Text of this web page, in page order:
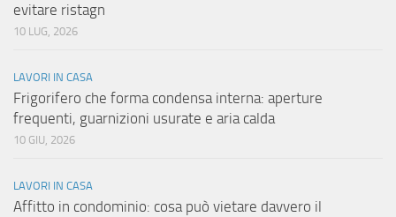
evitare ristagn
10 LUG, 2026
LAVORI IN CASA
Frigorifero che forma condensa interna: aperture
frequenti, guarnizioni usurate e aria calda
10 GIU, 2026
LAVORI IN CASA
Affitto in condominio: cosa può vietare davvero il